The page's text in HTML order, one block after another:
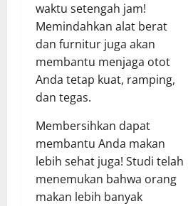
waktu setengah jam!
Memindahkan alat berat
dan furnitur juga akan
membantu menjaga otot
Anda tetap kuat, ramping,
dan tegas.
Membersihkan dapat
membantu Anda makan
lebih sehat juga! Studi telah
menemukan bahwa orang
makan lebih banyak